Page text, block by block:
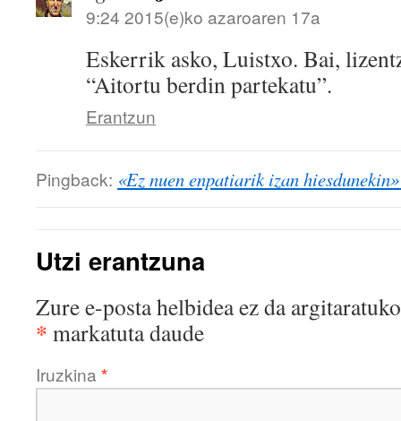
9:24 2015(e)ko azaroaren 17a
Eskerrik asko, Luistxo. Bai,
“Aitortu berdin partekatu”.
Erantzun
Pingback: «Ez nuen enpatiarik izan
Utzi erantzuna
Zure e-posta helbidea ez da
* markatuta daude
Iruzkina *